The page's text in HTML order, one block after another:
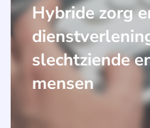
Hybride zorg
slechtziende
mensen